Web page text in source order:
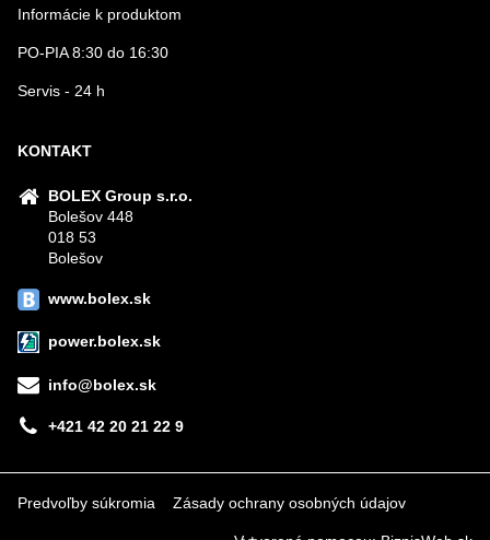
Informácie k produktom
PO-PIA 8:30 do 16:30
Servis - 24 h
KONTAKT
BOLEX Group s.r.o.
Bolešov 448
018 53
Bolešov
www.bolex.sk
power.bolex.sk
info@bolex.sk
+421 42 20 21 22 9
Predvoľby súkromia Zásady ochrany osobných údajov